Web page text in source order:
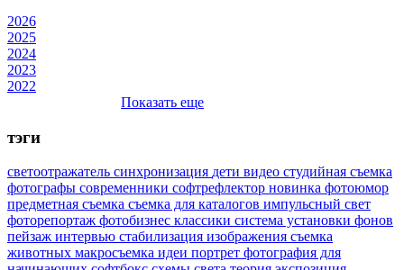
2026
2025
2024
2023
2022
Показать еще
тэги
светоотражатель синхронизация дети видео студийная съемка
фотографы современники софтрефлектор новинка фотоюмор
предметная съемка съемка для каталогов импульсный свет
фоторепортаж фотобизнес классики система установки фонов
пейзаж интервью стабилизация изображения съемка
животных макросъемка идеи портрет фотография для